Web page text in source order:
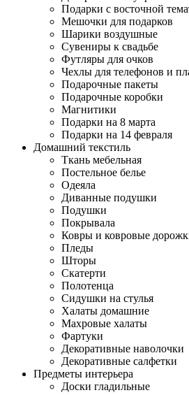
Подарки с восточной
Мешочки для подарков
Шарики воздушные
Сувениры к свадьбе
Футляры для очков
Чехлы для телефонов и
Подарочные пакеты
Подарочные коробки
Магнитики
Подарки на 8 марта
Подарки на 14 февраля
Домашний текстиль
Ткань мебельная
Постельное белье
Одеяла
Диванные подушки
Подушки
Покрывала
Ковры и ковровые
Пледы
Шторы
Скатерти
Полотенца
Сидушки на стулья
Халаты домашние
Махровые халаты
Фартуки
Декоративные наволочки
Декоративные салфетки
Предметы интерьера
Доски гладильные